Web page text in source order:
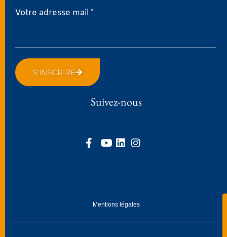
Votre adresse mail *
S'INSCRIRE
Suivez-nous
Mentions légales